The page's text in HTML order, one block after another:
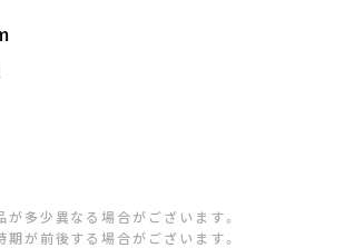
が多少異なる場合がございます。
期が前後する場合がございます。